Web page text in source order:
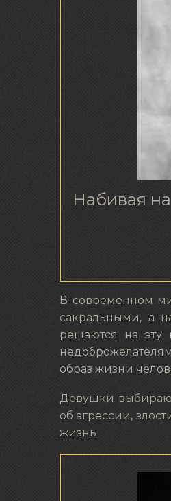
Набивая
В современном
сакральными, а
решаются на эту
образ жизни
Девушки
об агрессии,
жизнь.